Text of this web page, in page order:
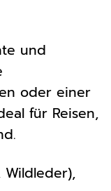
und
oder einer
für Reisen,
Wildleder),